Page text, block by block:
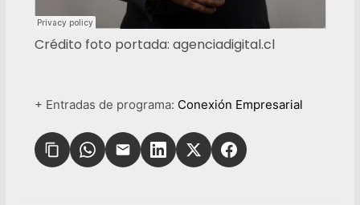
Crédito foto portada: agenciadigital.cl
+ Entradas de programa: Conexión Empresarial